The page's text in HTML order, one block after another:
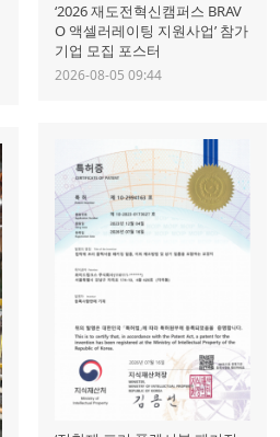
‘2026 재도전혁신캠퍼스 BRAV
O 액셀러레이팅 지원사업’ 참가
기업 모집 포스터
2026-08-05 09:44